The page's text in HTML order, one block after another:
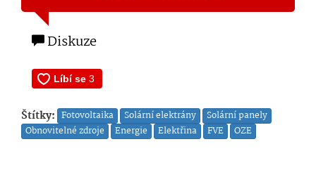
Diskuze
Štítky: Fotovoltaika Solární elektrány
Solární panely
Obnovitelné zdroje
Energie Elektřina FVE OZE